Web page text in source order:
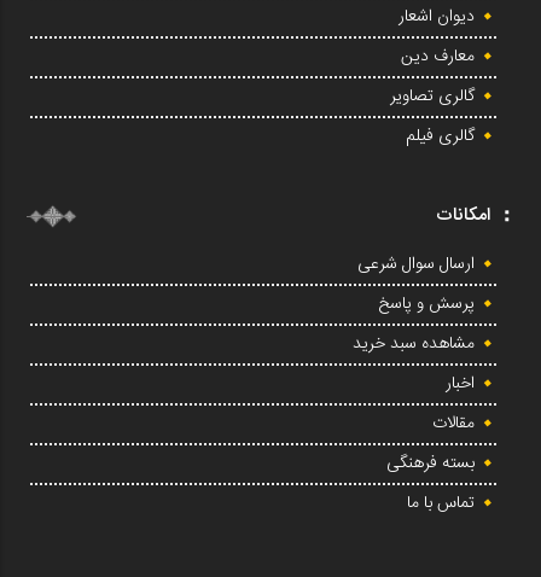
دیوان اشعار
معارف دین
گالری تصاویر
گالری فیلم
امکانات
ارسال سوال شرعی
پرسش و پاسخ
مشاهده سبد خرید
اخبار
مقالات
بسته فرهنگی
تماس با ما